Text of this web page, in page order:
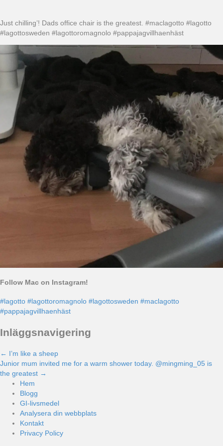
Just chilling’! Dads office chair is the greatest. #maclagotto #lagotto
#lagottosweden #lagottoromagnolo #pappajagvillhaenhäst
Follow Mac on Instagram!
#lagotto #lagottoromagnolo #lagottosweden #maclagotto
#pappajagvillhaenhäst
Inläggsnavigering
← I’m like a sheep
Junior mum invited me for a warm shower today. @mingming_05 is
the greatest →
Hem
Blogg
GI-livsmedel
Analysera din webbplats
Kontakt
Privacy Policy